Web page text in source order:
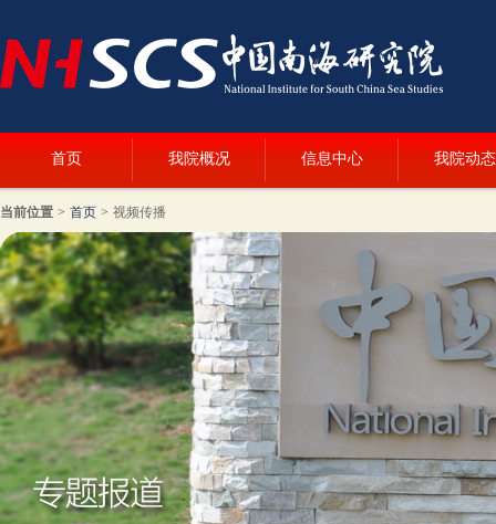
首页 我院概况 信息中心 我院动态
当前位置 > 首页 > 视频传播